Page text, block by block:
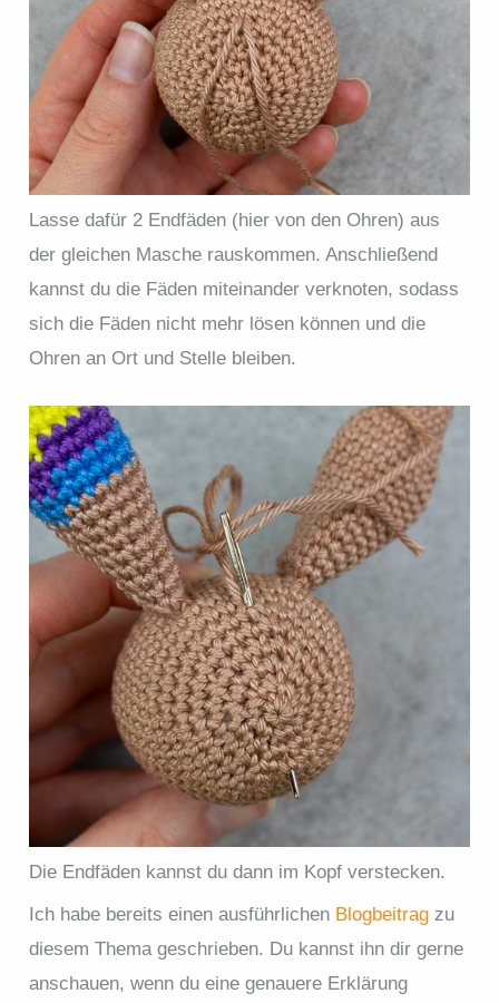
Lasse dafür 2 Endfäden (hier von den Ohren) aus
der gleichen Masche rauskommen. Anschließend
kannst du die Fäden miteinander verknoten, sodass
sich die Fäden nicht mehr lösen können und die
Ohren an Ort und Stelle bleiben.
Die Endfäden kannst du dann im Kopf verstecken.
Ich habe bereits einen ausführlichen Blogbeitrag zu
diesem Thema geschrieben. Du kannst ihn dir gerne
anschauen, wenn du eine genauere Erklärung